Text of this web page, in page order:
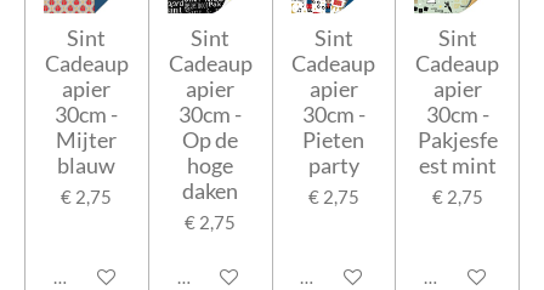
Sint
Cadeaup
apier
30cm -
Mijter
blauw
€ 2,75
In winkelwagen
Sint
Cadeaup
apier
30cm -
Op de
hoge
daken
€ 2,75
In winkelwagen
Sint
Cadeaup
apier
30cm -
Pieten
party
€ 2,75
In winkelwagen
Sint
Cadeaup
apier
30cm -
Pakjesfe
est mint
€ 2,75
In